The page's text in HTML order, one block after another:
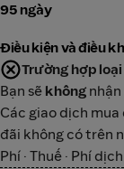
95 ngày
Điều kiện và điều
Trường hợp
Bạn sẽ không
Các giao dịch
đãi không có trên
Phí · Thuế · Phí